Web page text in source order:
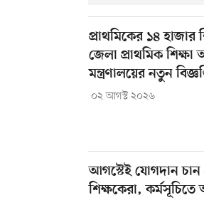
প্রাথমিকের ১৪
জেলা প্রাথমিক
মন্ত্রণালয়ের নতুন
০২ আগস্ট ২০২৬
আগস্টেই যোগদান চান
শিক্ষকেরা,